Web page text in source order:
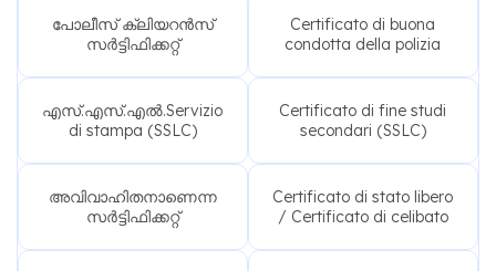
പോലീസ് ക്ലിയറൻസ്
സർട്ടിഫിക്കറ്റ്
Certificato di buona
condotta della polizia
എസ്.എസ്.എൽ.Servizio
di stampa (SSLC)
Certificato di fine studi
secondari (SSLC)
അവിവാഹിതനാണെന്ന
സർട്ടിഫിക്കറ്റ്
Certificato di stato libero
/ Certificato di celibato